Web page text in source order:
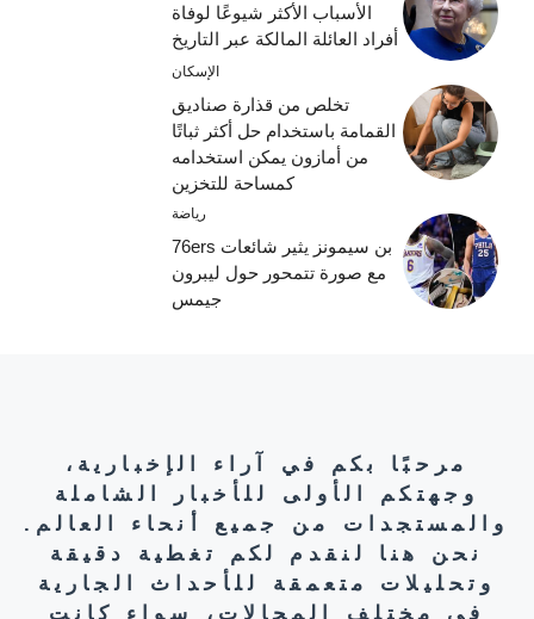
الأسباب الأكثر شيوعًا لوفاة
أفراد العائلة المالكة عبر التاريخ
الإسكان
تخلص من قذارة صناديق
القمامة باستخدام حل أكثر ثباتًا
من أمازون يمكن استخدامه
كمساحة للتخزين
رياضة
بن سيمونز يثير شائعات 76ers
مع صورة تتمحور حول ليبرون
جيمس
مرحبًا بكم في آراء الإخبارية،
وجهتكم الأولى للأخبار الشاملة
والمستجدات من جميع أنحاء العالم.
نحن هنا لنقدم لكم تغطية دقيقة
وتحليلات متعمقة للأحداث الجارية
في مختلف المجالات، سواء كانت